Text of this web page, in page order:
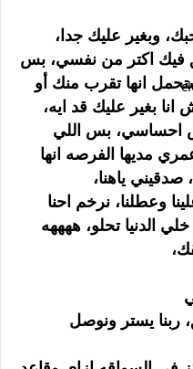
وبغير عليك جدا،
فيك اكتر من نفسي، بس
انها تقرب منك أو
بغير عليك قد ايه،
احساسي، بس اللي
مديها الفرصه انها
ياهنا،
وعطلنا، نرخم احنا
الدنيا تحلو، ههههه
يستر ونوصل